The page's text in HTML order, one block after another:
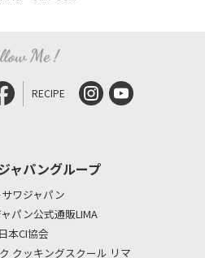
RECIPE
ャパングループ
ワジャパン
パン公式通販LIMA
日本CI協会
クッキングスクール リマ